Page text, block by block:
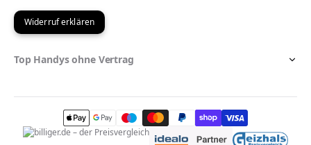
Widerruf erklären
Top Handys ohne Vertrag